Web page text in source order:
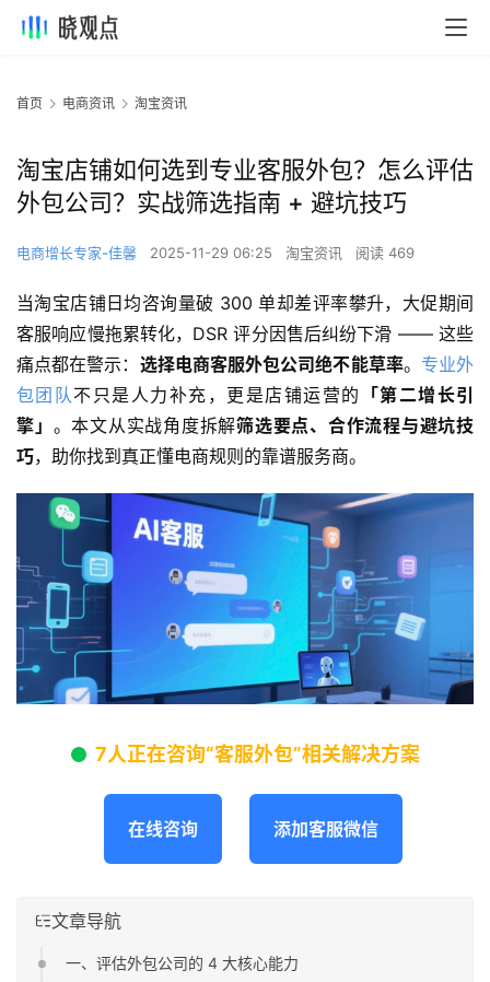
首页 电商资讯 淘宝资讯
淘宝店铺如何选到专业客服外包？怎么评估
外包公司？实战筛选指南 + 避坑技巧
电商增长专家-佳馨 2025-11-29 06:25 淘宝资讯 阅读 469
当淘宝店铺日均咨询量破 300 单却差评率攀升，大促期间
客服响应慢拖累转化，DSR 评分因售后纠纷下滑 —— 这些
痛点都在警示： 选择电商客服外包公司绝不能草率。 专业外
包团队不只是人力补充，更是店铺运营的
「第二增长引
擎」 。本文从实战角度拆解筛选要点、合作流程与避坑技
巧，助你找到真正懂电商规则的靠谱服务商。
7人正在咨询“客服外包”相关解决方案
在线咨询 添加客服微信
文章导航
一、评估外包公司的 4 大核心能力